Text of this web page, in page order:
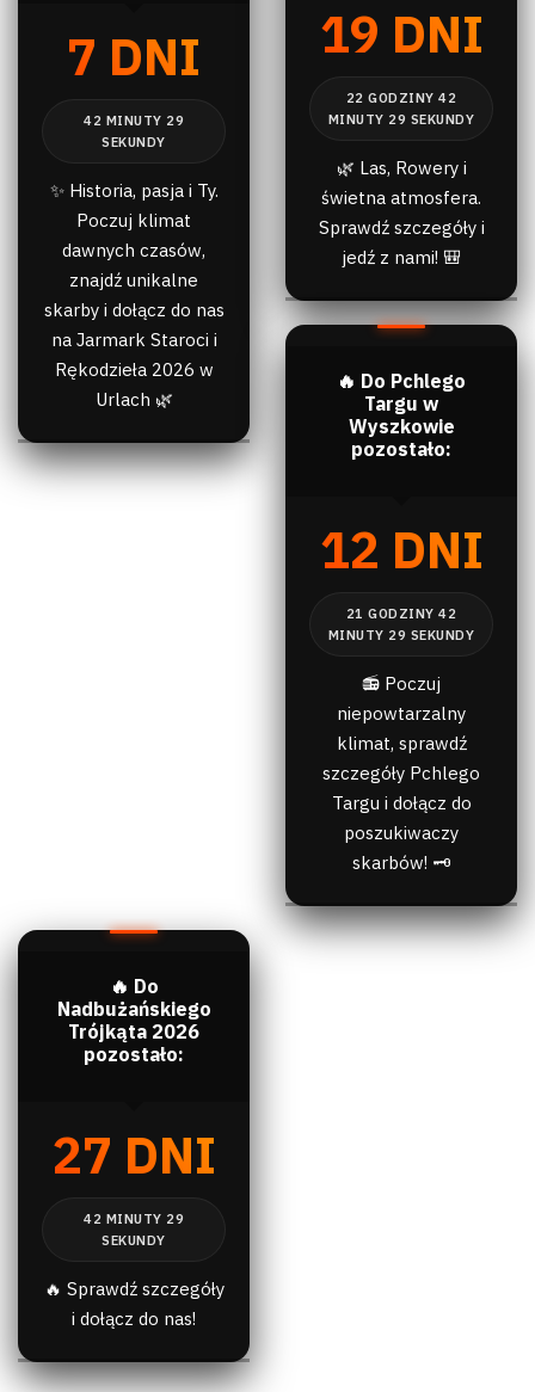
7 DNI
✨ Historia, pasja i Ty.
Poczuj klimat
dawnych czasów,
znajdź unikalne
skarby i dołącz do nas
na Jarmark Staroci i
Rękodzieła 2026 w
Urlach 🌿
19 DNI
🌿 Las, Rowery i
świetna atmosfera.
Sprawdź szczegóły i
jedź z nami! 🎒
🔥 Do Pchlego
Targu w
Wyszkowie
pozostało:
12 DNI
📻 Poczuj
niepowtarzalny
klimat, sprawdź
szczegóły Pchlego
Targu i dołącz do
poszukiwaczy
skarbów! 🗝️
🔥 Do
Nadbużańskiego
Trójkąta 2026
pozostało:
27 DNI
🔥 Sprawdź szczegóły
i dołącz do nas!